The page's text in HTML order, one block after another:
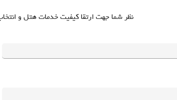
نظر شما جهت ارتقا کیفیت خدمات هتل و